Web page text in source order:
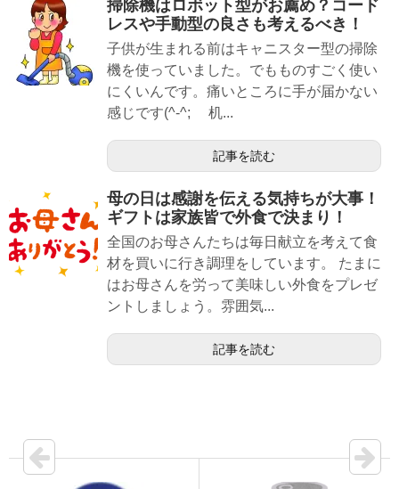
掃除機はロボット型がお薦め？コード
レスや手動型の良さも考えるべき！
子供が生まれる前はキャニスター型の掃除
機を使っていました。でもものすごく使い
にくいんです。痛いところに手が届かない
感じです(^-^; 机...
記事を読む
母の日は感謝を伝える気持ちが大事！
ギフトは家族皆で外食で決まり！
全国のお母さんたちは毎日献立を考えて食
材を買いに行き調理をしています。 たまに
はお母さんを労って美味しい外食をプレゼ
ントしましょう。雰囲気...
記事を読む